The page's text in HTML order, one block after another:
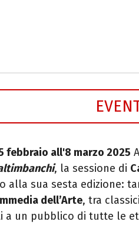
febbraio all'8 marzo 2025
, la sessione di
alla sua sesta edizione:
dell’Arte, tra
a un pubblico di tutte le